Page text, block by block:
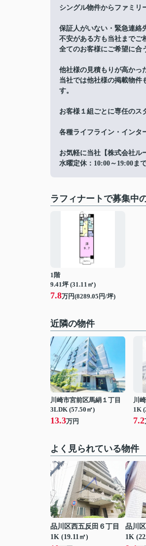
シングル物件からファミリ
保証人がいない・緊急連絡
不安がある方も当社までご
全てのお客様にご希望に合
他社様の見積もりが高かっ
当社では他社様の掲載物件
す。
お客様１組ごとに専任のス
各種ライフライン・インタ
お気軽に当社【株式会社ル
水曜定休：10:00～19:00ま
ラフィナートで募集中
1階
9.41坪 (31.11㎡)
7.8万円(8289.05円/坪)
近隣の物件
川崎市宮前区馬絹１丁目
3LDK (57.50㎡)
13.3万円
川
1K
7.2
よく見られている物件
品川区西五反田６丁目
1K (19.11㎡)
品川
1K